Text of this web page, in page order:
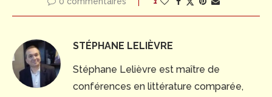
STÉPHANE LELIÈVRE
Stéphane Lelièvre est maître de
conférences en littérature comparée,